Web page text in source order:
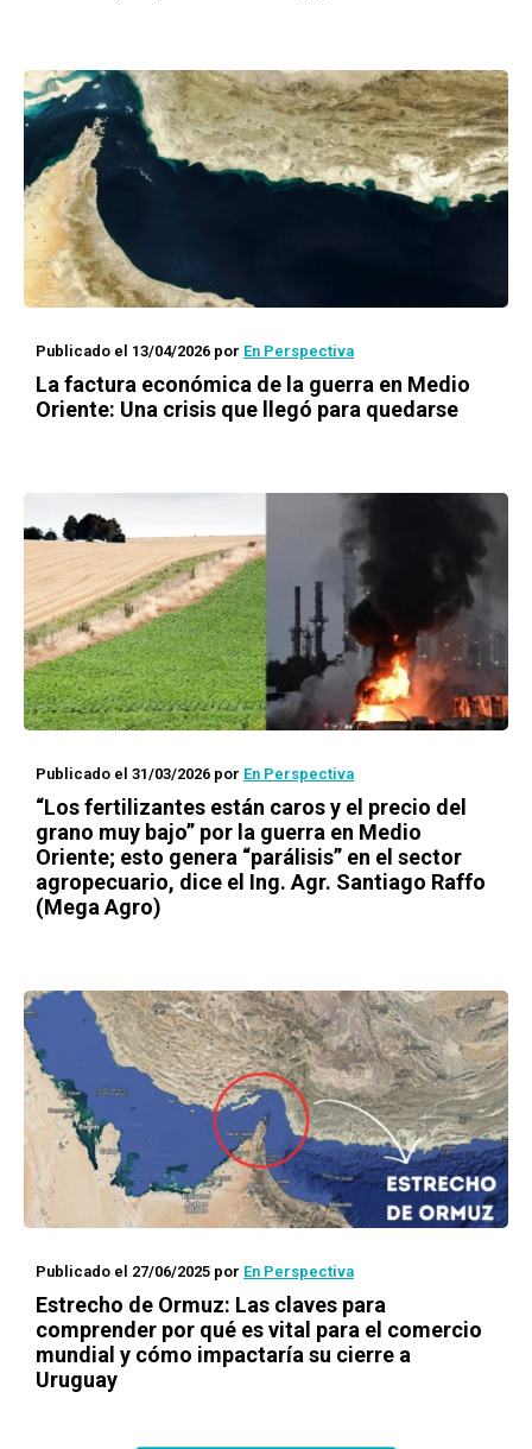
Publicado el 13/04/2026 por En Perspectiva
La factura económica de la guerra en Medio
Oriente: Una crisis que llegó para quedarse
Publicado el 31/03/2026 por En Perspectiva
“Los fertilizantes están caros y el precio del
grano muy bajo” por la guerra en Medio
Oriente; esto genera “parálisis” en el sector
agropecuario, dice el Ing. Agr. Santiago Raffo
(Mega Agro)
Publicado el 27/06/2025 por En Perspectiva
Estrecho de Ormuz: Las claves para
comprender por qué es vital para el comercio
mundial y cómo impactaría su cierre a
Uruguay